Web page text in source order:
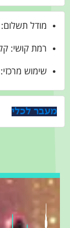
מודל תשלום:
רמת קושי: קל
שימוש
מעבר לכלי